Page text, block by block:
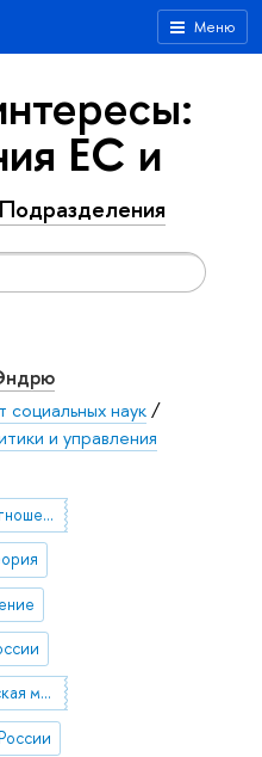
Меню
ЕС и
Подразделения
социальных наук/
и управления
международные отношения
русская политическая мысль